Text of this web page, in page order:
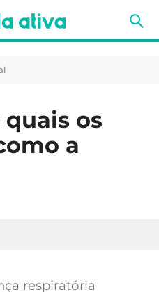
os
a
respiratória